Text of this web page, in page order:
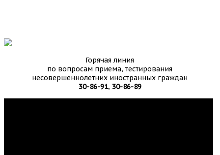
Горячая линия
по вопросам приема, тестирования
несовершеннолетних иностранных граждан
30-86-91, 30-86-89